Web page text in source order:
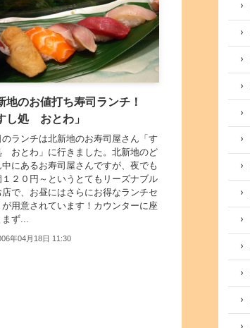
地のお値打ち寿司ランチ！
し処 おとわ」
のランチは北新地のお寿司屋さん「す
おとわ」に行きました。北新地のど
中にあるお寿司屋さんですが、夜でも
１２０円～というとてもリーズナブル
店で、お昼にはさらにお得なランチセ
が用意されています！カウンターに座
まず...
年04月18日 11:30